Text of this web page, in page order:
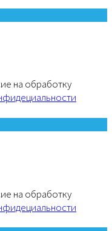
на обработку
на обработку